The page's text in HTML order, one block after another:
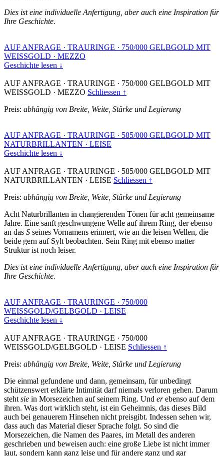
Dies ist eine individuelle Anfertigung, aber auch eine Inspiration für
Ihre Geschichte.
AUF ANFRAGE · TRAURINGE · 750/000 GELBGOLD MIT
WEISSGOLD · MEZZO
Geschichte lesen ↓
AUF ANFRAGE · TRAURINGE · 750/000 GELBGOLD MIT
WEISSGOLD · MEZZO Schliessen ↑
Preis: abhängig von Breite, Weite, Stärke und Legierung
AUF ANFRAGE · TRAURINGE · 585/000 GELBGOLD MIT
NATURBRILLANTEN · LEISE
Geschichte lesen ↓
AUF ANFRAGE · TRAURINGE · 585/000 GELBGOLD MIT
NATURBRILLANTEN · LEISE Schliessen ↑
Preis: abhängig von Breite, Weite, Stärke und Legierung
Acht Naturbrillanten in changierenden Tönen für acht gemeinsame
Jahre. Eine sanft geschwungene Welle auf ihrem Ring, der ebenso
an das S seines Vornamens erinnert, wie an die leisen Wellen, die
beide gern auf Sylt beobachten. Sein Ring mit ebenso matter
Struktur ist noch leiser.
Dies ist eine individuelle Anfertigung, aber auch eine Inspiration für
Ihre Geschichte.
AUF ANFRAGE · TRAURINGE · 750/000
WEISSGOLD/GELBGOLD · LEISE
Geschichte lesen ↓
AUF ANFRAGE · TRAURINGE · 750/000
WEISSGOLD/GELBGOLD · LEISE Schliessen ↑
Preis: abhängig von Breite, Weite, Stärke und Legierung
Die einmal gefundene und dann, gemeinsam, für unbedingt
schützenswert erklärte Intimität darf niemals verloren gehen. Darum
steht sie in Morsezeichen auf seinem Ring. Und erebenso auf dem
ihren. Was dort wirklich steht, ist ein Geheimnis, das dieses Bild
auch bei genauerem Hinsehen nicht preisgibt. Indessen sehen wir,
dass auch das Material dieser Sprache folgt. So sind die
Morsezeichen, die Namen des Paares, im Metall des anderen
geschrieben und beweisen auch: eine große Liebe ist nicht immer
laut, sondern kann ganz leise und für andere ganz und gar